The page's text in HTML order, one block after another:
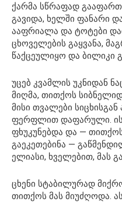
ქარმა სწრაფად
გავიდა, ხელში ფანარი
ააფრიალა და ტოტები
ცხოველების გაყვანა,
წაქცეულიყო და ბილიკი
უცებ კვამლის უკნიდან
მიღმა, თითქოს
მისი თვალები
ფერფლით დაფარული. ის
ფხუკუნებდა და —
გაეკეთებინა —
ელიასი, ხველებით, მას
ცხენი სტაბილურად
თითქოს მას მიუძღოდა.